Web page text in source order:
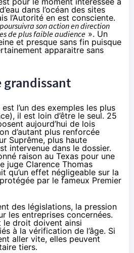
dans l’océan des sites
l’Autorité en est consciente.
poursuivra son action en direction
de plus faible audience ». Un
et presque sans fin puisque
apparaitre sans
grandissant
l’un des exemples les plus
il est loin d’être le seul. 25
aujourd’hui de lois
d’autant plus renforcée
Suprême, plus haute
intervenue dans le dossier.
raison au Texas pour une
juge Clarence Thomas
qu’un effet négligeable sur la
par le fameux Premier
des législations, la pression
les entreprises concernées.
le droit doivent ainsi
à la vérification de l’âge. Si
aller vite, elles peuvent
tiers.